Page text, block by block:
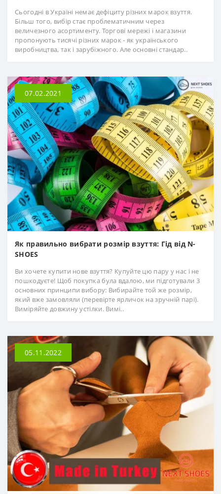
Сьогодні в Україні немає дефіциту різних марок взуття.
Більш того, вибір стає проблематичним через
величезного асортименту. Торгові мережі і магазини
пропонують тисячі різних марок - як українського
виробництва, так і зарубіжного. Але основні стандар..
07.02.2021
Як правильно вибрати розмір взуття: Гід від N-
SHOES
Ви хочете купити нове взуття? Купуйте цю пару у нас і не
пошкодуєте! Щоб покупка була вдалою, ми підготували 3
основних принципи вибору: Вибирайте той же розмір,
який вже замовляли (перевірте ярличок на зручній парі).
Виміряйте довжину устілки. Вимі..
05.11.2022